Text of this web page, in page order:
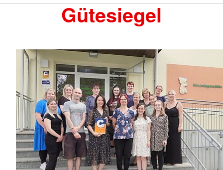
Gütesiegel